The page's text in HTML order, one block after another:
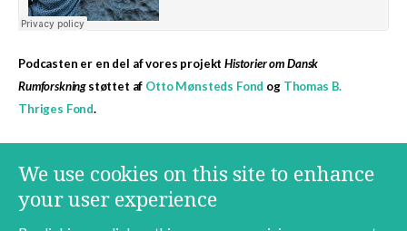
Podcasten er en del af vores projektHistorier om Dansk
Rumforskningstøttet af Otto Mønsteds Fond og Thomas B.
Thriges Fond.
Historier om Dansk rumforskning
Ekstraterrestrisk liv
Om liv
We use cookies on this site to enhance
your user experience